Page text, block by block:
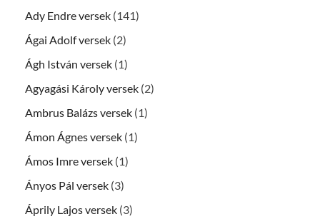
Ady Endre versek (141)
Ágai Adolf versek (2)
Ágh István versek (1)
Agyagási Károly versek (2)
Ambrus Balázs versek (1)
Ámon Ágnes versek (1)
Ámos Imre versek (1)
Ányos Pál versek (3)
Áprily Lajos versek (3)